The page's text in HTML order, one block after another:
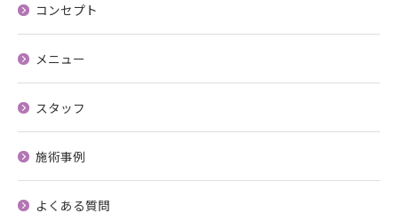
コンセプト
メニュー
スタッフ
施術事例
よくある質問